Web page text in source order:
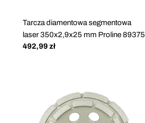
Tarcza diamentowa segmentowa
laser 350x2,9x25 mm Proline 89375
Cena
492,99 zł